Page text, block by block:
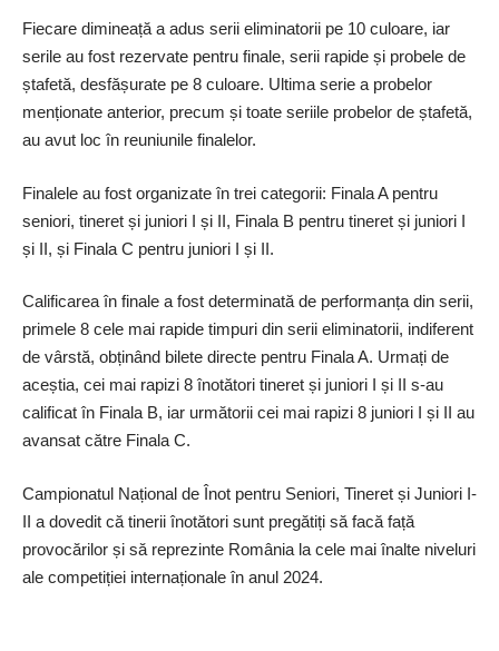
Fiecare dimineață a adus serii eliminatorii pe 10 culoare, iar
serile au fost rezervate pentru finale, serii rapide și probele de
ștafetă, desfășurate pe 8 culoare. Ultima serie a probelor
menționate anterior, precum și toate seriile probelor de ștafetă,
au avut loc în reuniunile finalelor.
Finalele au fost organizate în trei categorii: Finala A pentru
seniori, tineret și juniori I și II, Finala B pentru tineret și juniori I
și II, și Finala C pentru juniori I și II.
Calificarea în finale a fost determinată de performanța din serii,
primele 8 cele mai rapide timpuri din serii eliminatorii, indiferent
de vârstă, obținând bilete directe pentru Finala A. Urmați de
aceștia, cei mai rapizi 8 înotători tineret și juniori I și II s-au
calificat în Finala B, iar următorii cei mai rapizi 8 juniori I și II au
avansat către Finala C.
Campionatul Național de Înot pentru Seniori, Tineret și Juniori I-
II a dovedit că tinerii înotători sunt pregătiți să facă față
provocărilor și să reprezinte România la cele mai înalte niveluri
ale competiției internaționale în anul 2024.